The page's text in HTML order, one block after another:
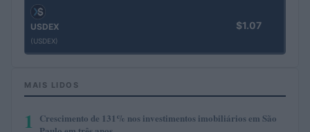
USDEX
(USDEX)
$1.07
MAIS LIDOS
1
Crescimento de 131% nos investimentos imobiliários em São